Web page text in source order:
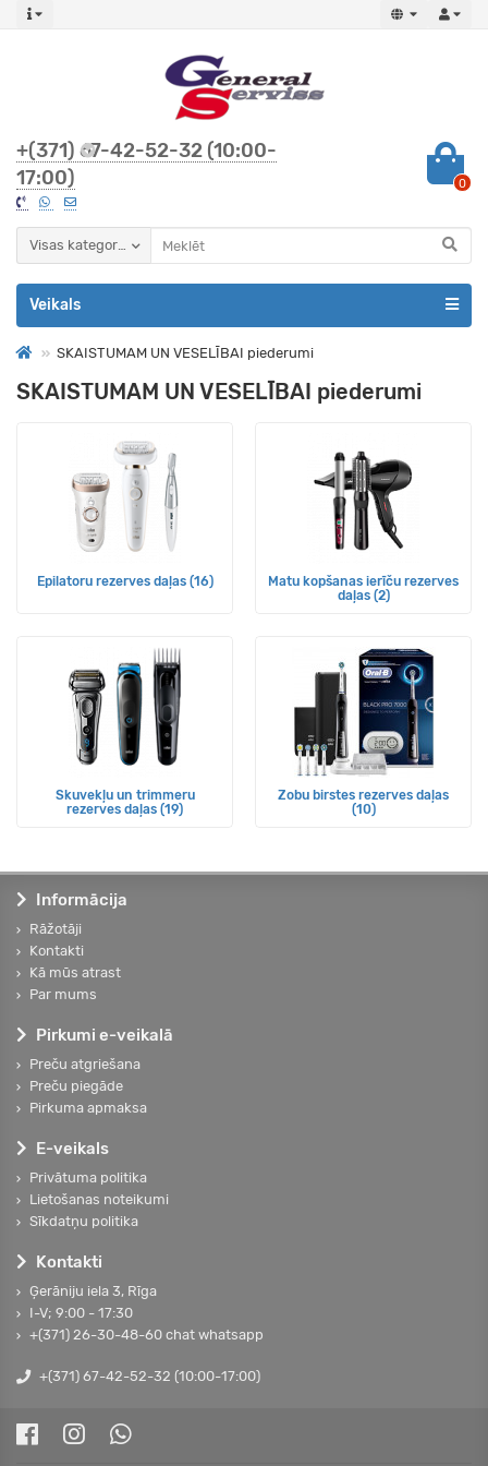
+(371) 67-42-52-32 (10:00-
17:00)
0
Visas kategorijas
Veikals
SKAISTUMAM UN VESELĪBAI piederumi
SKAISTUMAM UN VESELĪBAI piederumi
Epilatoru rezerves daļas (16)
Matu kopšanas ierīču rezerves
daļas (2)
Skuvekļu un trimmeru
rezerves daļas (19)
Zobu birstes rezerves daļas
(10)
Informācija
Rāžotāji
Kontakti
Kā mūs atrast
Par mums
Pirkumi e-veikalā
Preču atgriešana
Preču piegāde
Pirkuma apmaksa
E-veikals
Privātuma politika
Lietošanas noteikumi
Sīkdatņu politika
Kontakti
Ģerāniju iela 3, Rīga
I-V; 9:00 - 17:30
+(371) 26-30-48-60 chat whatsapp
+(371) 67-42-52-32 (10:00-17:00)